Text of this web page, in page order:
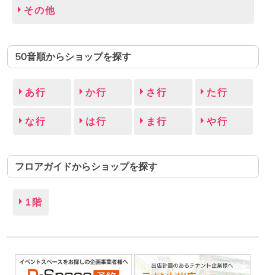
その他
50音順からショップを探す
あ行 か行 さ行 た行
な行 は行 ま行 や行
フロアガイドからショップを探す
1階